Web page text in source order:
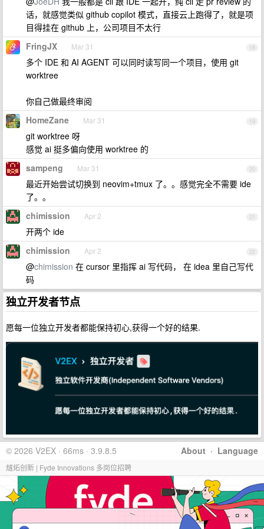
话，就感觉类似 github copilot 模式，直接云上跑得了，就是项
目得挂在 github 上，公司项目不太行
18
FringJX Mar 31
多个 IDE 和 AI AGENT 可以同时读写同一个项目，使用 git
worktree
你自己做最终审阅
19
HomeZane Mar 31
git worktree 呀
感觉 ai 挺多偏向使用 worktree 的
20
sampeng Mar 31
最近开始尝试切换到 neovim+tmux 了。。感觉完全不需要 ide
了。。
21
chimission Apr 2
开两个 ide
22
chimission Apr 2
@chimission 在 cursor 里指挥 ai 写代码， 在 idea 里自己写代
码
独立开发者节点
愿每一位独立开发者都能保持初心,获得一个好的结果.
About · Language
© 2026 V2EX · 66ms · 3.9.8.5
燧炻创新 | Fyde Innovations 多岗位招聘